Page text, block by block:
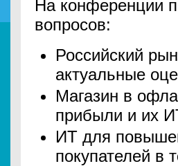
На конференции
вопросов:
Российский
актуальные
Магазин в
прибыли и их
ИТ для
покупателей в